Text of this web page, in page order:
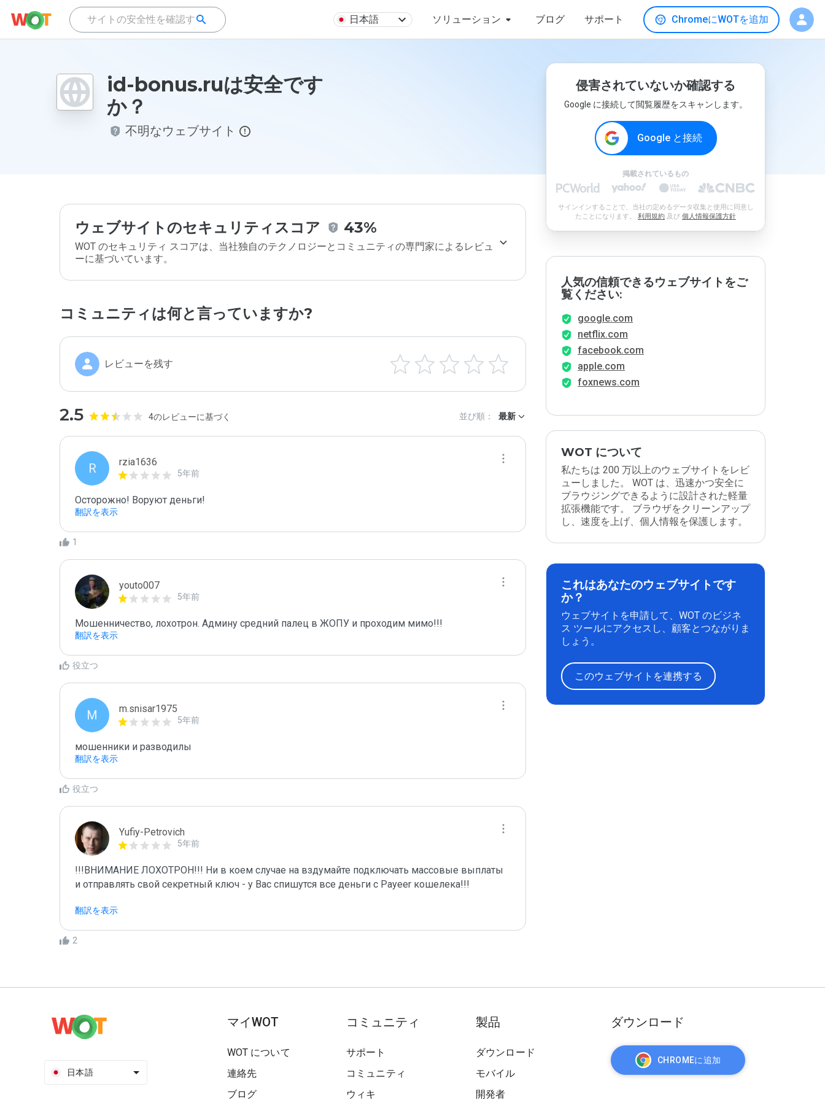
日本語 ソリューション ブログ サポート ChromeにWOTを追加
id-bonus.ruは安全です
か？
不明なウェブサイト
ウェブサイトのセキュリティスコア 43%
WOT のセキュリティ スコアは、当社独自のテクノロジーとコミュニティの専門家によるレビュ
ーに基づいています。
コミュニティは何と言っていますか?
レビューを残す
2.5 4のレビューに基づく 並び順： 最新
R rzia1636
5年前
Осторожно! Воруют деньги!
翻訳を表示
1
youto007
5年前
Мошенничество, лохотрон. Админу средний палец в ЖОПУ и проходим мимо!!!
翻訳を表示
役立つ
M m.snisar1975
5年前
мошенники и разводилы
翻訳を表示
役立つ
Yufiy-Petrovich
5年前
!!!ВНИМАНИЕ ЛОХОТРОН!!! Ни в коем случае на вздумайте подключать массовые выплаты
и отправлять свой секретный ключ - у Вас спишутся все деньги с Payeer кошелека!!!
翻訳を表示
2
侵害されていないか確認する
Google に接続して閲覧履歴をスキャンします。
Google と接続
掲載されているもの
サインインすることで、当社の定めるデータ収集と使用に同意し
たことになります。 利用規約 及び 個人情報保護方針
人気の信頼できるウェブサイトをご
覧ください:
google.com
netflix.com
facebook.com
apple.com
foxnews.com
WOT について
私たちは 200 万以上のウェブサイトをレビ
ューしました。 WOT は、迅速かつ安全に
ブラウジングできるように設計された軽量
拡張機能です。 ブラウザをクリーンアップ
し、速度を上げ、個人情報を保護します。
これはあなたのウェブサイトです
か？
ウェブサイトを申請して、WOT のビジネ
ス ツールにアクセスし、顧客とつながりま
しょう。
このウェブサイトを連携する
日本語
マイWOT
WOT について
連絡先
ブログ
コミュニティ
サポート
コミュニティ
ウィキ
製品
ダウンロード
モバイル
開発者
ダウンロード
CHROMEに追加